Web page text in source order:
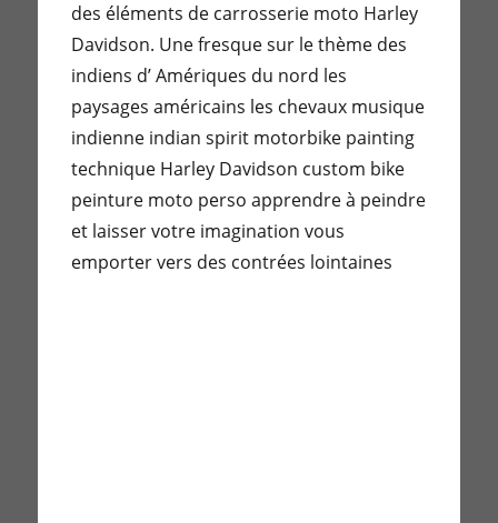
des éléments de carrosserie moto Harley
Davidson. Une fresque sur le thème des
indiens d’ Amériques du nord les
paysages américains les chevaux musique
indienne indian spirit motorbike painting
technique Harley Davidson custom bike
peinture moto perso apprendre à peindre
et laisser votre imagination vous
emporter vers des contrées lointaines